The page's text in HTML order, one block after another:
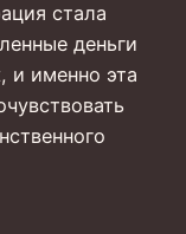
стала
деньги
и именно эта